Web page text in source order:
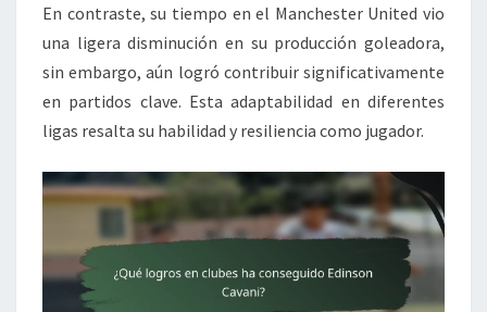
En contraste, su tiempo en el Manchester United vio
una ligera disminución en su producción goleadora,
sin embargo, aún logró contribuir significativamente
en partidos clave. Esta adaptabilidad en diferentes
ligas resalta su habilidad y resiliencia como jugador.